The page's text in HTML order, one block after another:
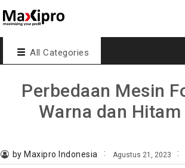
All Categories
Perbedaan Mesin
Warna dan
by Maxipro Indonesia Agustus 21, 2023